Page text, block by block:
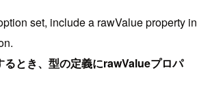
set, include a rawValue property in
とき、型の定義にrawValueプロパ